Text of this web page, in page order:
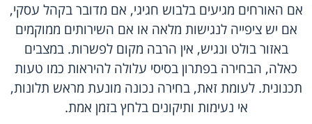
אם האורחים מגיעים בלבוש חגיגי, אם מדובר בקהל עסקי,
אם יש ציפייה לנגישות מלאה או אם השירותים ממוקמים
באזור בולט ונגיש, אין הרבה מקום לפשרות. במצבים
כאלה, הבחירה בפתרון בסיסי עלולה להיראות כמו טעות
תכנונית. לעומת זאת, בחירה נכונה מונעת מראש תלונות,
אי נעימות ותיקונים בלחץ בזמן אמת.